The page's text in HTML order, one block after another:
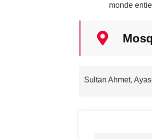
monde
Sultan Ahmet,